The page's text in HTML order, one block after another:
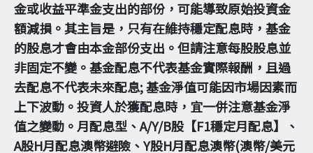
金或收益平準金支出的部份，可能導致原始投資金
額減損。其主旨是，只有在維持穩定配息時，基金
的股息才會由本金部份支出。但請注意每股股息並
非固定不變。基金配息不代表基金實際報酬，且過
去配息不代表未來配息; 基金淨值可能因市場因素而
上下波動。投資人於獲配息時，宜一併注意基金淨
值之變動。月配息型、A/Y/B股【F1穩定月配息】、
A股H月配息澳幣避險、Y股H月配息澳幣(澳幣/美元